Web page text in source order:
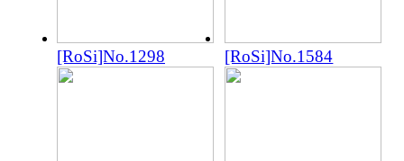
[RoSi]No.1298 [RoSi]No.1584